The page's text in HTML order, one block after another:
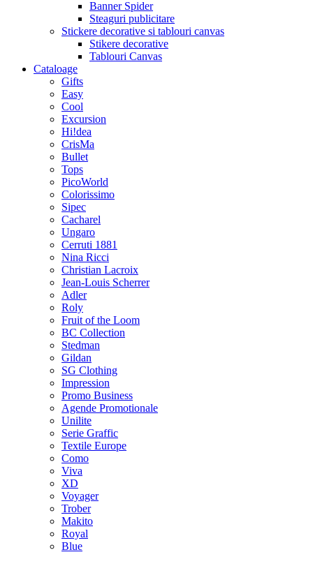
Banner Spider
Steaguri publicitare
Stickere decorative si tablouri canvas
Stikere decorative
Tablouri Canvas
Cataloage
Gifts
Easy
Cool
Excursion
Hi!dea
CrisMa
Bullet
Tops
PicoWorld
Colorissimo
Sipec
Cacharel
Ungaro
Cerruti 1881
Nina Ricci
Christian Lacroix
Jean-Louis Scherrer
Adler
Roly
Fruit of the Loom
BC Collection
Stedman
Gildan
SG Clothing
Impression
Promo Business
Agende Promotionale
Unilite
Serie Graffic
Textile Europe
Como
Viva
XD
Voyager
Trober
Makito
Royal
Blue